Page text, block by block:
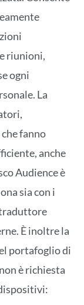
riunioni,
ogni
La
fanno
anche
Audience è
sia con i
È inoltre la
portafoglio di
è richiesta